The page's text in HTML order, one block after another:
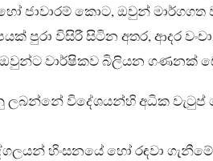
ජාවාරම් කොට, ඔවුන් මාර්ගගත
පුරා විසිරී සිටින අතර, ආදර
ඔවුන්ට වාර්ෂිකව බිලියන ගණනක්
ලබන්නේ විදේශයන්හි අධික
හිංසනයේ හෝ රඳවා